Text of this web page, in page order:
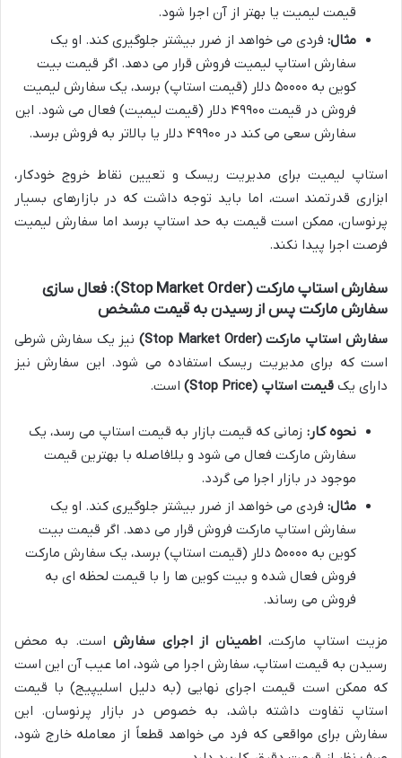
قیمت لیمیت یا بهتر از آن اجرا شود.
مثال: فردی می خواهد از ضرر بیشتر جلوگیری کند. او یک
سفارش استاپ لیمیت فروش قرار می دهد. اگر قیمت بیت
کوین به ۵۰۰۰۰ دلار (قیمت استاپ) برسد، یک سفارش لیمیت
فروش در قیمت ۴۹۹۰۰ دلار (قیمت لیمیت) فعال می شود. این
سفارش سعی می کند در ۴۹۹۰۰ دلار یا بالاتر به فروش برسد.
استاپ لیمیت برای مدیریت ریسک و تعیین نقاط خروج خودکار،
ابزاری قدرتمند است، اما باید توجه داشت که در بازارهای بسیار
پرنوسان، ممکن است قیمت به حد استاپ برسد اما سفارش لیمیت
فرصت اجرا پیدا نکند.
سفارش استاپ مارکت (Stop Market Order): فعال سازی
سفارش مارکت پس از رسیدن به قیمت مشخص
سفارش استاپ مارکت (Stop Market Order)
نیز یک سفارش شرطی
است که برای مدیریت ریسک استفاده می شود. این سفارش نیز
دارای یک قیمت استاپ (Stop Price) است.
نحوه کار: زمانی که قیمت بازار به قیمت استاپ می رسد، یک
سفارش مارکت فعال می شود و بلافاصله با بهترین قیمت
موجود در بازار اجرا می گردد.
مثال: فردی می خواهد از ضرر بیشتر جلوگیری کند. او یک
سفارش استاپ مارکت فروش قرار می دهد. اگر قیمت بیت
کوین به ۵۰۰۰۰ دلار (قیمت استاپ) برسد، یک سفارش مارکت
فروش فعال شده و بیت کوین ها را با قیمت لحظه ای به
فروش می رساند.
مزیت استاپ مارکت، اطمینان از اجرای سفارش است. به محض
رسیدن به قیمت استاپ، سفارش اجرا می شود، اما عیب آن این است
که ممکن است قیمت اجرای نهایی (به دلیل اسلیپیج) با قیمت
استاپ تفاوت داشته باشد، به خصوص در بازار پرنوسان. این
سفارش برای مواقعی که فرد می خواهد قطعاً از معامله خارج شود،